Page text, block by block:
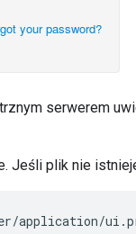
serwerem
Jeśli plik nie
application/